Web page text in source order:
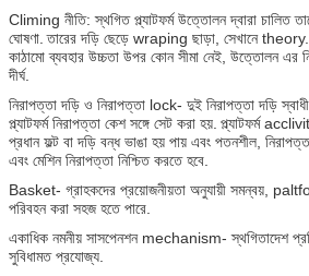
Climing নীতি: স্থগিত প্ল্যাটফর্ম উত্তোলন দ্বারা চালিত
ঘোষণা. তারের দড়ি ছেড়ে wraping ছাড়া, সেখানে
কাঠামো ব্যবহার উচ্চতা উপর কোন সীমা নেই, উত্তোলন এর
দীর্ঘ.
নিরাপত্তা দড়ি ও নিরাপত্তা lock- দুই নিরাপত্তা দড়ি
প্ল্যাটফর্ম নিরাপত্তা কেশ সঙ্গে সেট করা হয়. প্ল্যাটফর্ম
প্রধান ফল্ট বা দড়ি বন্ধ ভাঙা হয় পায় এবং পতনশীল,
এবং মেশিন নিরাপত্তা নিশ্চিত করতে হবে.
Basket- গ্রাহকদের প্রয়োজনীয়তা অনুযায়ী সমন্বয়,
পরিবহন করা সহজ হতে পারে.
একাধিক নমনীয় সাসপেনশন mechanism- স্থগিতাদেশ
সুবিধামত প্রযোজ্য.